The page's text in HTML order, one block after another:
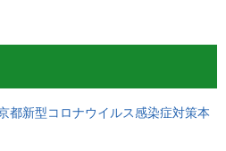
新型コロナウイルス感染症対策本